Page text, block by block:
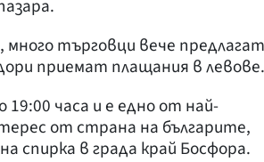
търговци вече предлагат
приемат плащания в левове.
часа и е едно от най-
от страна на българите,
спирка в града край Босфора.